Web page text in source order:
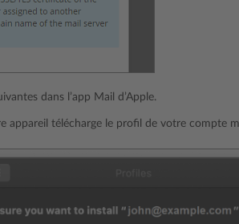
dans l’app Mail d’Apple.
appareil télécharge le profil de votre compte